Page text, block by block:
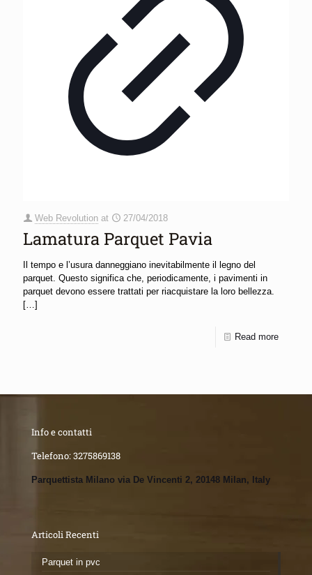
Web Revolution at 27/04/2018
Lamatura Parquet Pavia
Il tempo e l’usura danneggiano inevitabilmente il legno del
parquet. Questo significa che, periodicamente, i pavimenti in
parquet devono essere trattati per riacquistare la loro bellezza.
[…]
Read more
Info e contatti
Telefono:3275869138
Parquettista Milano via De Vincenti 2, 20148 Milan, Italy
Articoli Recenti
Parquet in pvc